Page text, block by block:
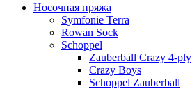
Носочная пряжа
Symfonie Terra
Rowan Sock
Schoppel
Zauberball Crazy 4-ply
Crazy Boys
Schoppel Zauberball